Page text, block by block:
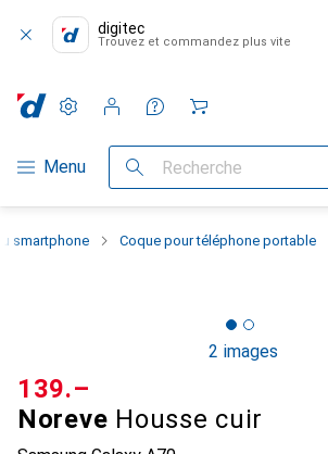
digitec
Trouvez et commandez plus vite
Navigation par catégorie
Menu Recherche
Paramètres
Compte client
Listes de comparaison
Listes d'envies
Panier
smartphone Coque pour téléphone portable
2 images
Noreve Housse cuir
CHF
139.–